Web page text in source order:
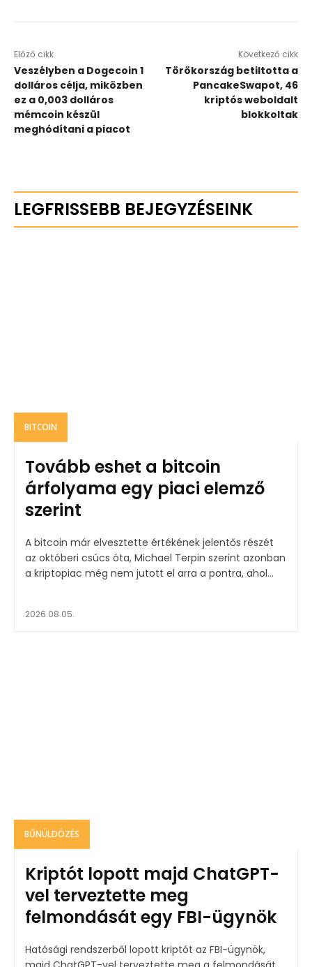
Előző cikk
Veszélyben a Dogecoin 1
dolláros célja, miközben
ez a 0,003 dolláros
mémcoin készül
meghódítani a piacot
Következő cikk
Törökország betiltotta a
PancakeSwapot, 46
kriptós weboldalt
blokkoltak
LEGFRISSEBB BEJEGYZÉSEINK
BITCOIN
Tovább eshet a bitcoin
árfolyama egy piaci elemző
szerint
A bitcoin már elvesztette értékének jelentős részét
az októberi csúcs óta, Michael Terpin szerint azonban
a kriptopiac még nem jutott el arra a pontra, ahol...
2026.08.05.
BŰNÜLDÖZÉS
Kriptót lopott majd ChatGPT-
vel terveztette meg
felmondását egy FBI-ügynök
Hatósági rendszerből lopott kriptót az FBI-ügynök,